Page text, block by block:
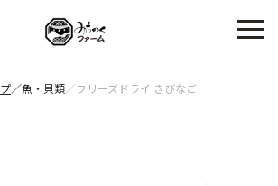
／魚・貝類／フリーズドライ きびなご